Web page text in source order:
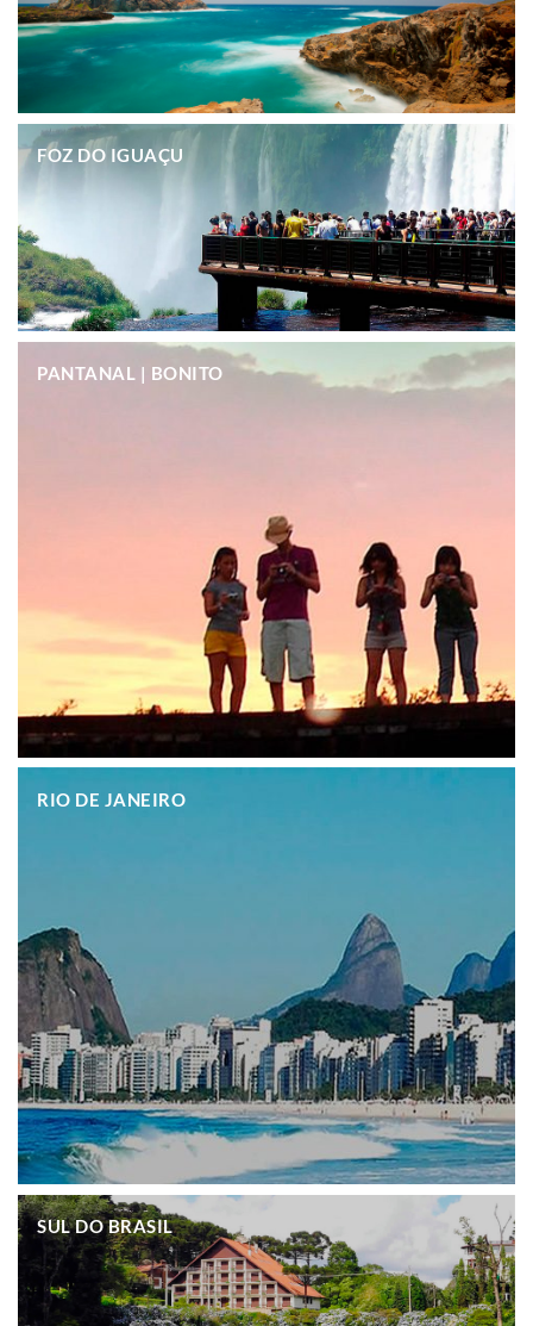
FOZ DO IGUAÇU
PANTANAL | BONITO
RIO DE JANEIRO
.
SUL DO BRASIL